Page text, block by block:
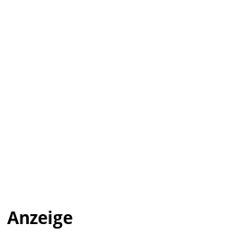
Anzeige